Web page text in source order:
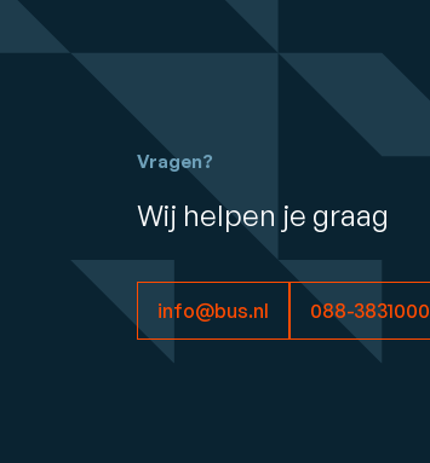
Vragen?
Wij helpen je graag
info@bus.nl 088-3831000